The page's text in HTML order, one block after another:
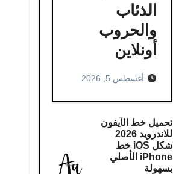
الذئاب
والحروب
أونلاين
أغسطس 5, 2026
تحميل خط الآيفون
للاندرويد 2026
شكل iOS خط
iPhone الأصلي
بسهولة